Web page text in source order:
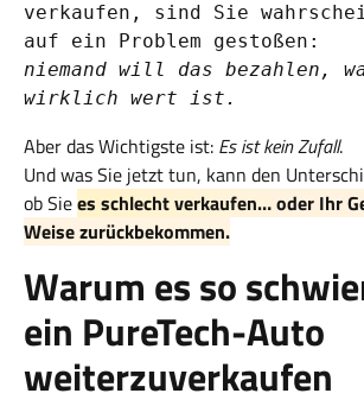
verkaufen, sind Sie
niemand will das bezahlen,
wirklich wert ist.
Aber das Wichtigste ist: Es ist kein Zufall.
Und was Sie jetzt tun, kann den
ob Siees schlecht verkaufen… oder Ihr
Weise zurückbekommen.
Warum es so
ein PureTech-Auto
weiterzuverkaufen